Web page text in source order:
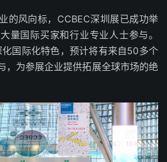
的风向标，CCBEC深圳展已成功举
量国际买家和行业专业人士参与。
国际化特色，预计将有来自50多个
，为参展企业提供拓展全球市场的绝